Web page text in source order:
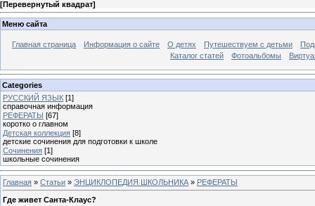
[Перевернутый квадрат]
Меню сайта
Главная страница Информация о сайте О детях Путешествуем с детьми
Каталог статей
Фотоальбомы
Categories
РУССКИЙ ЯЗЫК [1]
справочная информация
РЕФЕРАТЫ [67]
коротко о главном
Детская коллекция [8]
детские сочинения для подготовки к школе
Сочинения [1]
школьные сочинения
Главная » Статьи » ЭНЦИКЛОПЕДИЯ ШКОЛЬНИКА » РЕФЕРАТЫ
Где живет Санта-Клаус?